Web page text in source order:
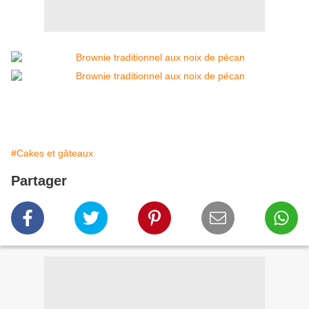
#Cakes et gâteaux
Partager